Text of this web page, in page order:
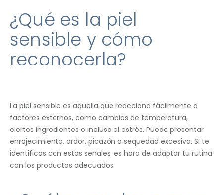
¿Qué es la piel
sensible y cómo
reconocerla?
La piel sensible es aquella que reacciona fácilmente a
factores externos, como cambios de temperatura,
ciertos ingredientes o incluso el estrés. Puede presentar
enrojecimiento, ardor, picazón o sequedad excesiva. Si te
identificas con estas señales, es hora de adaptar tu rutina
con los productos adecuados.